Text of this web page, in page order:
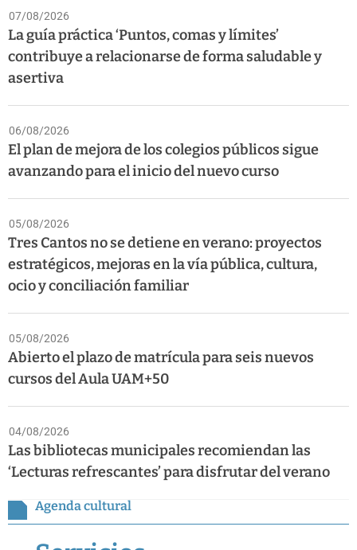
07/08/2026
La guía práctica ‘Puntos, comas y límites’
contribuye a relacionarse de forma saludable y
asertiva
06/08/2026
El plan de mejora de los colegios públicos sigue
avanzando para el inicio del nuevo curso
05/08/2026
Tres Cantos no se detiene en verano: proyectos
estratégicos, mejoras en la vía pública, cultura,
ocio y conciliación familiar
05/08/2026
Abierto el plazo de matrícula para seis nuevos
cursos del Aula UAM+50
04/08/2026
Las bibliotecas municipales recomiendan las
‘Lecturas refrescantes’ para disfrutar del verano
Agenda cultural